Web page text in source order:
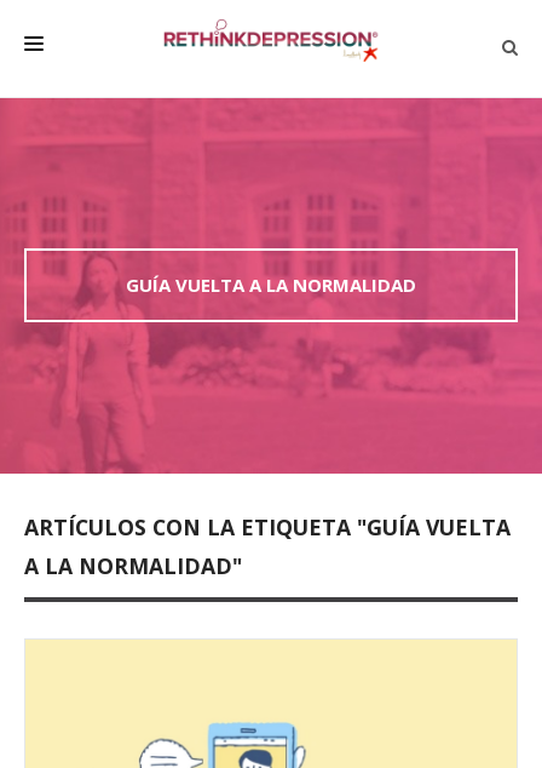
HABLAR CON LOS DEMÁS
BIENESTAR
FAMILIA Y AMIGOS
EMPRESA
DEPRESSÃO SEM RODEIOS
GUÍA VUELTA A LA NORMALIDAD
ARTÍCULOS CON LA ETIQUETA "GUÍA VUELTA
A LA NORMALIDAD"